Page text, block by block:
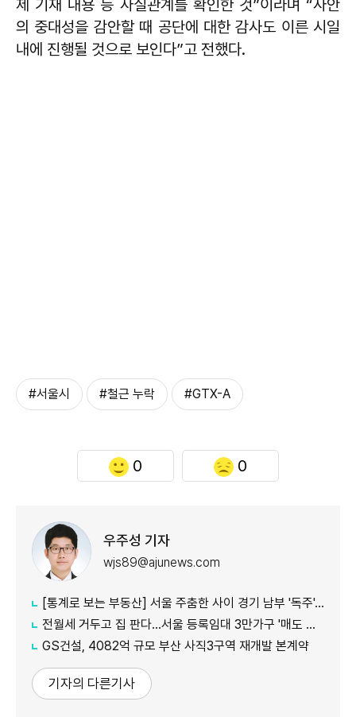
제 기재 내용 등 사실관계를 확인한 것”이라며 “사안
의 중대성을 감안할 때 공단에 대한 감사도 이른 시일
내에 진행될 것으로 보인다”고 전했다.
#서울시 #철근 누락 #GTX-A
0 0
우주성 기자
wjs89@ajunews.com
[통계로 보는 부동산] 서울 주춤한 사이 경기 남부 '독주'…세제 개편에 실수요 이동 빨라지나
전월세 거두고 집 판다…서울 등록임대 3만가구 '매도 기로'
GS건설, 4082억 규모 부산 사직3구역 재개발 본계약
기자의 다른기사